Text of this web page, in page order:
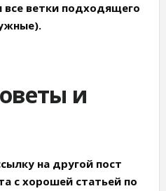
все ветки подходящего
и
на другой пост
с хорошей статьей по